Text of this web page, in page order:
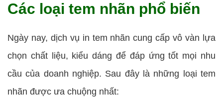
Các loại tem nhãn phổ biến
Ngày nay, dịch vụ in tem nhãn cung cấp vô vàn lựa
chọn chất liệu, kiểu dáng để đáp ứng tốt mọi nhu
cầu của doanh nghiệp. Sau đây là những loại tem
nhãn được ưa chuộng nhất: